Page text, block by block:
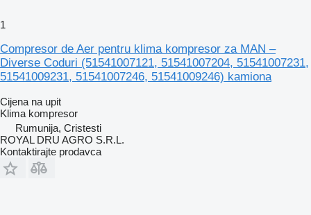
1
Compresor de Aer pentru klima kompresor za MAN –
Diverse Coduri (51541007121, 51541007204, 51541007231,
51541009231, 51541007246, 51541009246) kamiona
Cijena na upit
Klima kompresor
Rumunija, Cristesti
ROYAL DRU AGRO S.R.L.
Kontaktirajte prodavca